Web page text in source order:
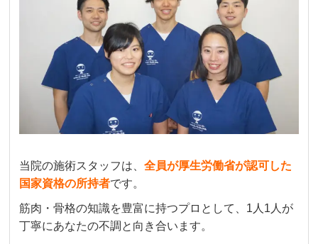
当院の施術スタッフは、全員が厚生労働省が認可した
国家資格の所持者です。
筋肉・骨格の知識を豊富に持つプロとして、1人1人が
丁寧にあなたの不調と向き合います。